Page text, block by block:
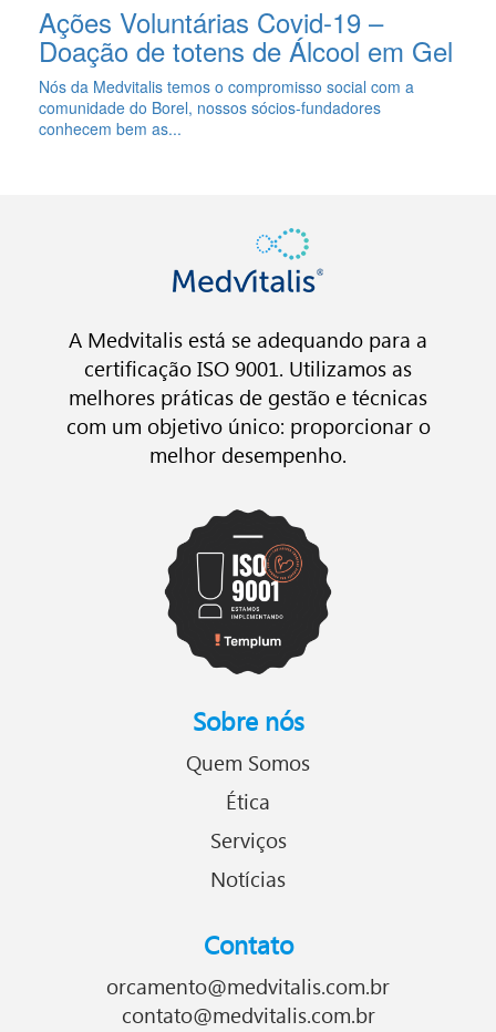
Ações Voluntárias Covid-19 –
Doação de totens de Álcool em Gel
Nós da Medvitalis temos o compromisso social com a
comunidade do Borel, nossos sócios-fundadores
conhecem bem as...
A Medvitalis está se adequando para a
certificação ISO 9001. Utilizamos as
melhores práticas de gestão e técnicas
com um objetivo único: proporcionar o
melhor desempenho.
Sobre nós
Quem Somos
Ética
Serviços
Notícias
Contato
orcamento@medvitalis.com.br
contato@medvitalis.com.br